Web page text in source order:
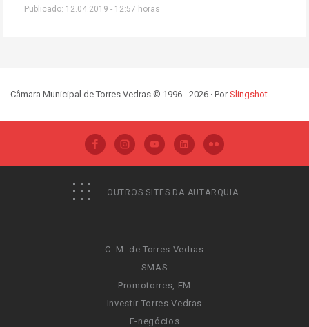
Publicado: 12.04.2019 - 12:57 horas
Câmara Municipal de Torres Vedras © 1996 - 2026 · PorSlingshot
OUTROS SITES DA AUTARQUIA
C. M. de Torres Vedras
SMAS
Promotorres, EM
Investir Torres Vedras
E-negócios